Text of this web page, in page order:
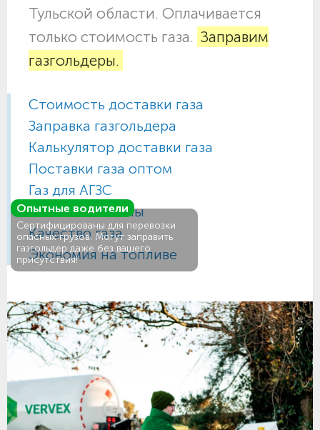
Тульской области. Оплачивается
только стоимость газа. Заправим
газгольдеры.
Стоимость доставки газа
Заправка газгольдера
Калькулятор доставки газа
Поставки газа оптом
Газ для АГЗС
Газовые баллоны
Качество газа
Экономия на топливе
Опытные водители
Сертифицированы для перевозки
опасных грузов. Могут заправить
газгольдер даже без вашего
присутствия!